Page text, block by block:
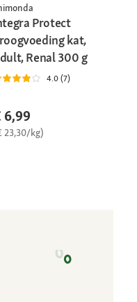
Protect
kat,
Renal 300 g
4.0 (7)
6,99
23,30/kg)